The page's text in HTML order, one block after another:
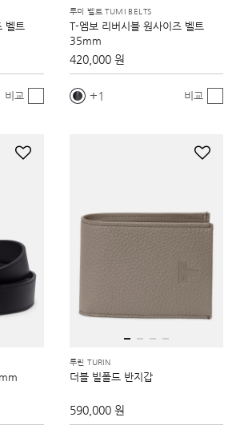
벨트
비교
투미 벨트 TUMI BELTS
T-엠보 리버시블 원사이즈 벨트
35mm
420,000 원
1 비교
투린 TURIN
더블 빌폴드 반지갑
590,000 원